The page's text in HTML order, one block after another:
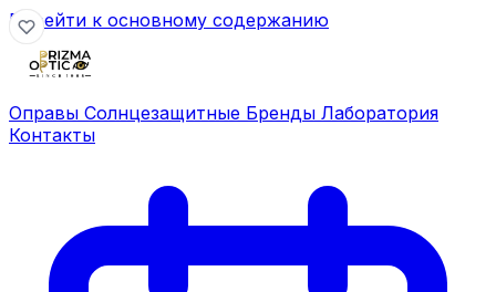
Перейти к основному содержанию
Оправы Солнцезащитные Бренды Лаборатория
Контакты